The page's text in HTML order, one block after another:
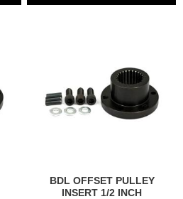
BDL OFFSET PULLEY
INSERT 1/2 INCH